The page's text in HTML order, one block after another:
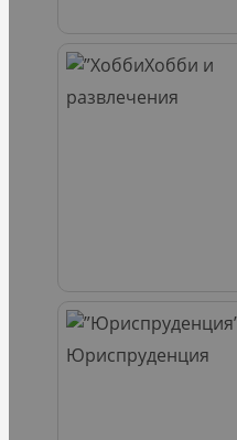
Хобби и
развлечения
Юриспруденция